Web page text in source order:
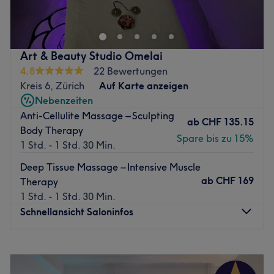
Coiffure Sol nach Zürich in die Promenadengasse und
lassen Sie sich in dem extravaganten Beauty-Salon stylen.
Schicke trendige Haarfrisuren und Colorationen stehen
hier ebenso auf dem Programm, wie Haarentfernungs-
Treatments mit Wachs und Maniküre / Pediküre. Das
kreative Salonteam betrachtet den Menschen als Ganzes
und optimiert Schnitt, Farbe, Pflege und Styling, sodass
Ihre Frisur auch zu Hause ganz schnell gelingt. Begeben
Sie sich in die professionellen Hände von Coiffure Sol und
buchen Sie jetzt Ihren Beauty-Termin online!
Art & Beauty Studio Omelai
4.8
22 Bewertungen
Kreis 6, Zürich
Auf Karte anzeigen
Nebenzeiten
Anti-Cellulite Massage – Sculpting
Body Therapy
1 Std. - 1 Std. 30 Min.
ab CHF 135.15
Spare bis zu 15%
Deep Tissue Massage – Intensive Muscle
Therapy
1 Std. - 1 Std. 30 Min.
ab CHF 169
Schnellansicht Saloninfos
10:00–
19:00